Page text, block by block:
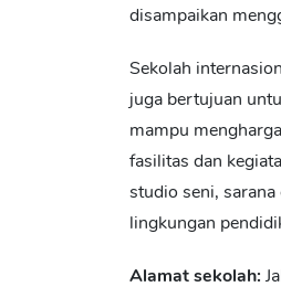
disampaikan
Sekolah
juga bertujuan
mampu
fasilitas dan
studio seni,
lingkungan
Alamat sekolah: